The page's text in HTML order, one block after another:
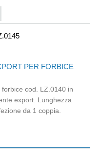
PER FORBICE
forbice cod. LZ.0140 in
export. Lunghezza
da 1 coppia.